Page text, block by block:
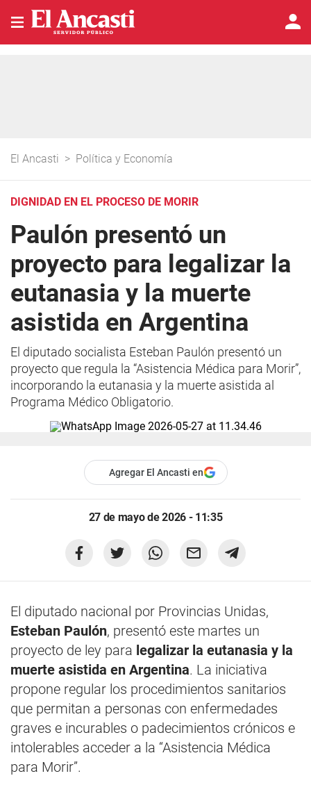
El Ancasti > Política y Economía
DIGNIDAD EN EL PROCESO DE MORIR
Paulón presentó un
proyecto para legalizar la
eutanasia y la muerte
asistida en Argentina
El diputado socialista Esteban Paulón presentó un
proyecto que regula la “Asistencia Médica para Morir”,
incorporando la eutanasia y la muerte asistida al
Programa Médico Obligatorio.
Agregar El Ancasti en
27 de mayo de 2026 - 11:35
El diputado nacional por Provincias Unidas,
Esteban Paulón, presentó este martes un
proyecto de ley para legalizar la eutanasia y la
muerte asistida en Argentina. La iniciativa
propone regular los procedimientos sanitarios
que permitan a personas con enfermedades
graves e incurables o padecimientos crónicos e
intolerables acceder a la “Asistencia Médica
para Morir”.